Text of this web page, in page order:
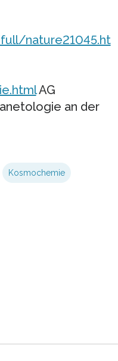
nature21045.ht
AG
an der
Kosmochemie